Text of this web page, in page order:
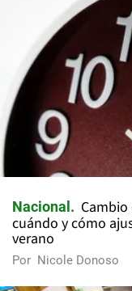
Nacional
cuándo y cómo
verano
Por Nicole Donoso